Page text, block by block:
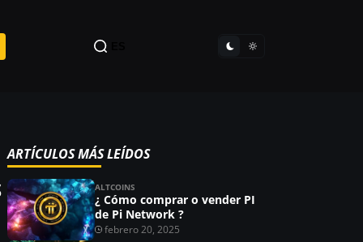
ARTÍCULOS MÁS LEÍDOS
ALTCOINS
¿ Cómo comprar o vender PI
de Pi Network ?
febrero 20, 2025